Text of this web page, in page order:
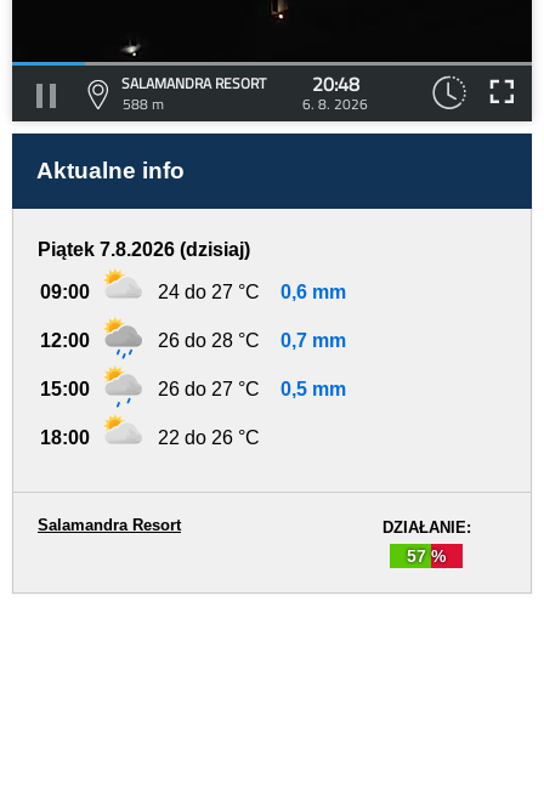
SALAMANDRA RESORT
588 m
20:48
6. 8. 2026
Aktualne info
Piątek 7.8.2026 (dzisiaj)
09:00 24 do 27 °C 0,6 mm
12:00 26 do 28 °C 0,7 mm
15:00 26 do 27 °C 0,5 mm
18:00 22 do 26 °C
DZIAŁANIE:
57 %
Salamandra Resort